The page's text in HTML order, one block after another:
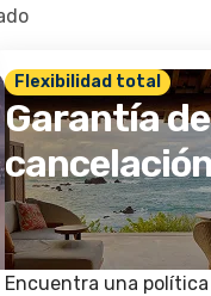
Flexibilidad total
Garantía de
Encuentra una política